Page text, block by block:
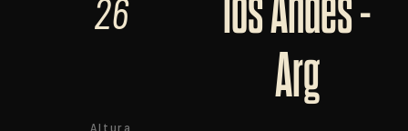
26
Arg
Altura